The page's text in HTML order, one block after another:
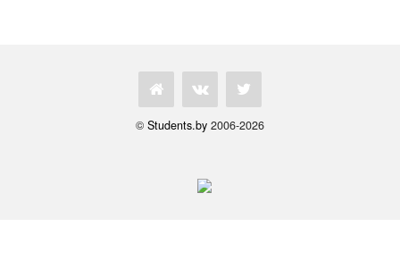
© Students.by 2006-2026